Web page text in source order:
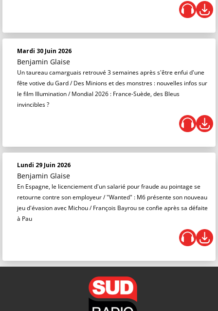
Mardi 30 Juin 2026
Benjamin Glaise
Un taureau camarguais retrouvé 3 semaines après s'être enfui d'une
fête votive du Gard / Des Minions et des monstres : nouvelles infos sur
le film Illumination / Mondial 2026 : France-Suède, des Bleus
invincibles ?
Lundi 29 Juin 2026
Benjamin Glaise
En Espagne, le licenciement d'un salarié pour fraude au pointage se
retourne contre son employeur / "Wanted" : M6 présente son nouveau
jeu d'évasion avec Michou / François Bayrou se confie après sa défaite
à Pau